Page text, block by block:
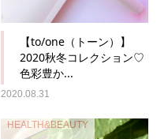
【to/one（トーン）】
2020秋冬コレクション♡
色彩豊か...
2020.08.31
HEALTH&BEAUTY